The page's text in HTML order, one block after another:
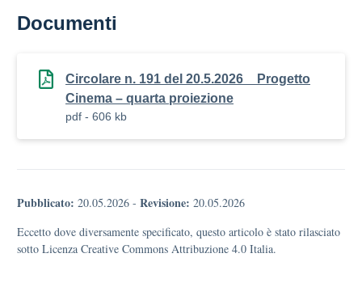
Documenti
Circolare n. 191 del 20.5.2026 _ Progetto
Cinema – quarta proiezione
pdf - 606 kb
Pubblicato: 20.05.2026 - Revisione: 20.05.2026
Eccetto dove diversamente specificato, questo articolo è stato rilasciato
sotto Licenza Creative Commons Attribuzione 4.0 Italia.